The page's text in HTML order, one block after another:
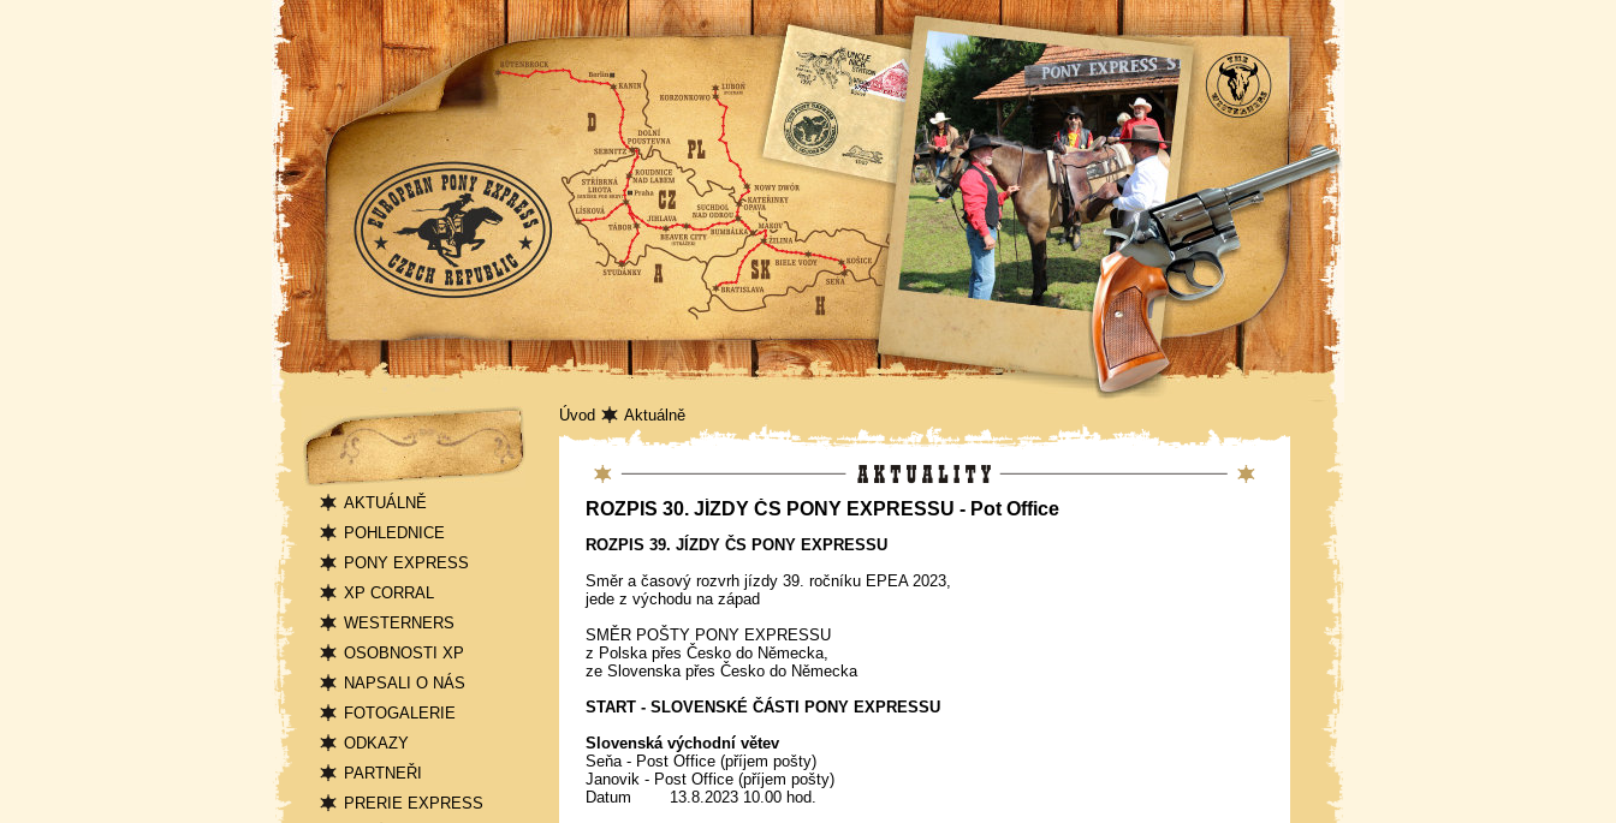
Navigace
AKTUÁLNĚ
POHLEDNICE
PONY EXPRESS
XP CORRAL
WESTERNERS
OSOBNOSTI XP
NAPSALI O NÁS
FOTOGALERIE
ODKAZY
PARTNEŘI
PRERIE EXPRESS
Úvod Aktuálně
Aktuality
ROZPIS 30. JÍZDY ČS PONY EXPRESSU - Pot Office
ROZPIS 39. JÍZDY ČS PONY EXPRESSU
Směr a časový rozvrh jízdy 39. ročníku EPEA 2023,
jede z východu na západ
SMĚR POŠTY PONY EXPRESSU
z Polska přes Česko do Německa,
ze Slovenska přes Česko do Německa
START - SLOVENSKÉ ČÁSTI PONY EXPRESSU
Slovenská východní větev
Seňa - Post Office (příjem pošty)
Janovik - Post Office (příjem pošty)
Datum 13.8.2023 10.00 hod.